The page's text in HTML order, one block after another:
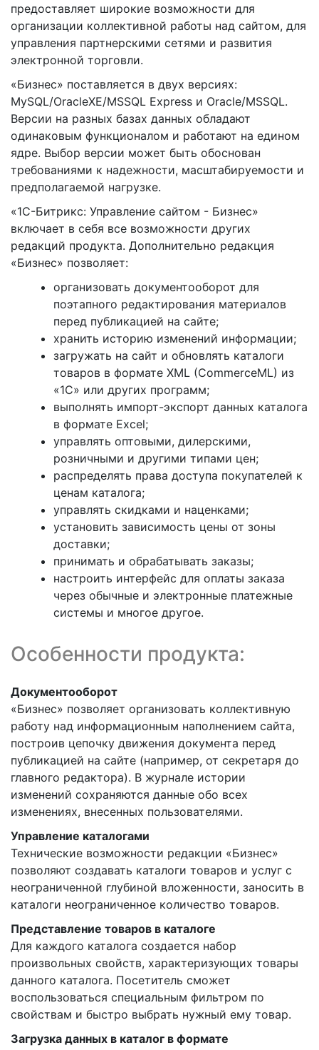
предоставляет широкие возможности для
организации коллективной работы над сайтом, для
управления партнерскими сетями и развития
электронной торговли.
«Бизнес» поставляется в двух версиях:
MySQL/OracleXE/MSSQL Express и Oracle/MSSQL.
Версии на разных базах данных обладают
одинаковым функционалом и работают на едином
ядре. Выбор версии может быть обоснован
требованиями к надежности, масштабируемости и
предполагаемой нагрузке.
«1С-Битрикс: Управление сайтом - Бизнес»
включает в себя все возможности других
редакций продукта. Дополнительно редакция
«Бизнес» позволяет:
организовать документооборот для
поэтапного редактирования материалов
перед публикацией на сайте;
хранить историю изменений информации;
загружать на сайт и обновлять каталоги
товаров в формате XML (CommerceML) из
«1С» или других программ;
выполнять импорт-экспорт данных каталога
в формате Excel;
управлять оптовыми, дилерскими,
розничными и другими типами цен;
распределять права доступа покупателей к
ценам каталога;
управлять скидками и наценками;
установить зависимость цены от зоны
доставки;
принимать и обрабатывать заказы;
настроить интерфейс для оплаты заказа
через обычные и электронные платежные
системы и многое другое.
Особенности продукта:
Документооборот
«Бизнес» позволяет организовать коллективную
работу над информационным наполнением сайта,
построив цепочку движения документа перед
публикацией на сайте (например, от секретаря до
главного редактора). В журнале истории
изменений сохраняются данные обо всех
изменениях, внесенных пользователями.
Управление каталогами
Технические возможности редакции «Бизнес»
позволяют создавать каталоги товаров и услуг с
неограниченной глубиной вложенности, заносить в
каталоги неограниченное количество товаров.
Представление товаров в каталоге
Для каждого каталога создается набор
произвольных свойств, характеризующих товары
данного каталога. Посетитель сможет
воспользоваться специальным фильтром по
свойствам и быстро выбрать нужный ему товар.
Загрузка данных в каталог в формате